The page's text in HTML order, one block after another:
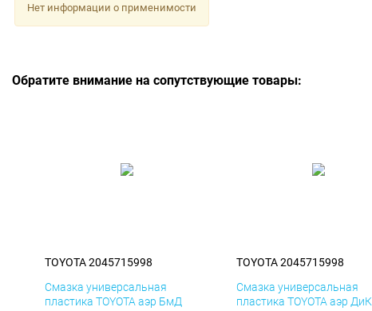
Нет информации о применимости
Обратите внимание на сопутствующие товары:
TOYOTA 2045715998
Смазка универсальная
пластика TOYOTA аэр БмД
TOYOTA 2045715998
Смазка универсальная
пластика TOYOTA аэр ДиК